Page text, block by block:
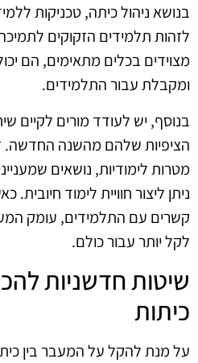
בנושא ניהול כיתה, טכניקות
לזהות תלמידים הזקוקים
מצוידים בכלים מתאימים, הם
ומקבלת עבור התלמידים.
בנוסף, יש לעודד מורים לקיים
הציפיות שלהם מהשנה החדשה.
מטרות לימודיות, נושאים
ניתן ליצור חוויית לימוד
קשרים עם התלמידים, עומק
לקל יותר עבור כולם.
שיטות חדשניות
כיתות
על מנת להקל על המעבר בין